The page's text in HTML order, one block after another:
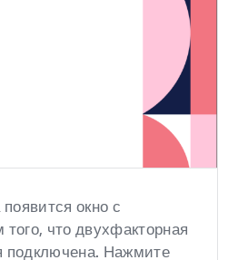
окно с
что двухфакторная
подключена. Нажмите